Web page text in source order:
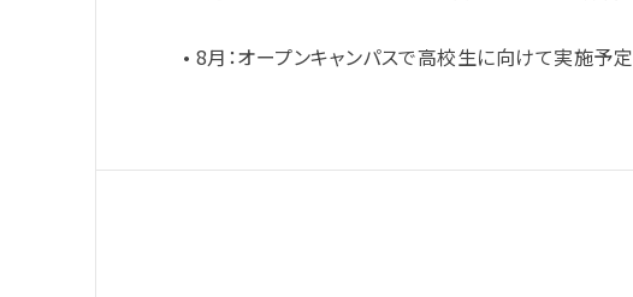
• 8月：オープンキャンパスで高校生に向けて実施予定